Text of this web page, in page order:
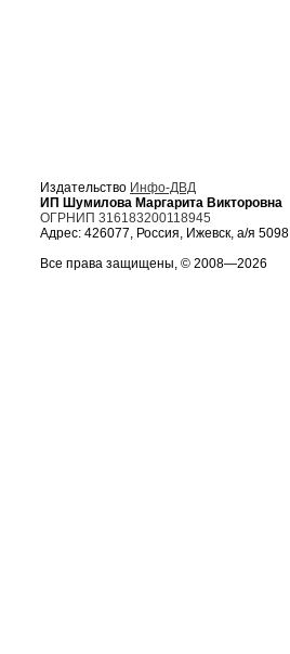
Издательство Инфо-ДВД
ИП Шумилова Маргарита Викторовна
ОГРНИП 316183200118945
Адрес: 426077, Россия, Ижевск, а/я 5098
Все права защищены, © 2008—2026